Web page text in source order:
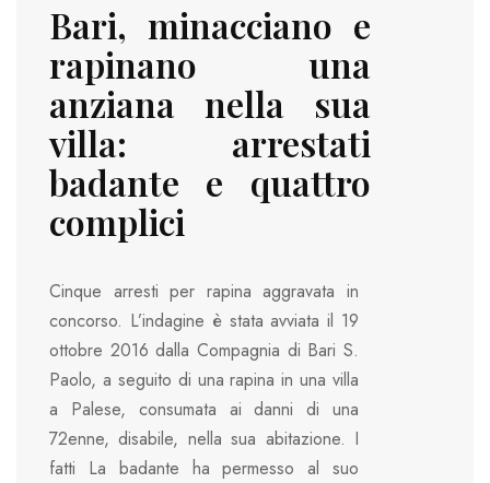
Bari, minacciano e
rapinano una
anziana nella sua
villa: arrestati
badante e quattro
complici
Cinque arresti per rapina aggravata in
concorso. L’indagine è stata avviata il 19
ottobre 2016 dalla Compagnia di Bari S.
Paolo, a seguito di una rapina in una villa
a Palese, consumata ai danni di una
72enne, disabile, nella sua abitazione. I
fatti La badante ha permesso al suo